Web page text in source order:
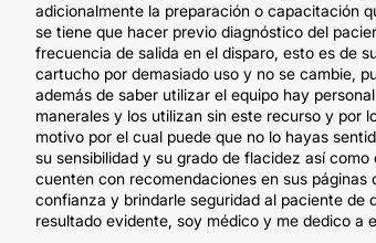
adicionalmente la preparación o capacitación
se tiene que hacer previo diagnóstico del
frecuencia de salida en el disparo, esto es de
cartucho por demasiado uso y no se cambie,
además de saber utilizar el equipo hay
manerales y los utilizan sin este recurso y por
motivo por el cual puede que no lo hayas
su sensibilidad y su grado de flacidez así
cuenten con recomendaciones en sus
confianza y brindarle seguridad al paciente de
resultado evidente, soy médico y me dedico a